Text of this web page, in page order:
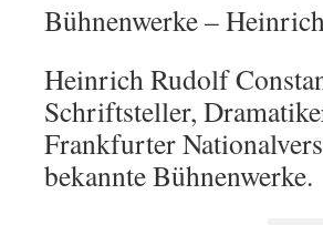
Bühnenwerke –
Heinrich Rudolf
Schriftsteller,
Frankfurter
bekannte Bühnenwerke.